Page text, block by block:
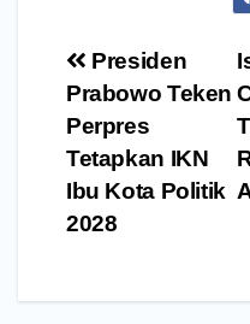
Navigasi
pos
Presiden
Prabowo Teken
Perpres
Tetapkan IKN
Ibu Kota Politik
2028